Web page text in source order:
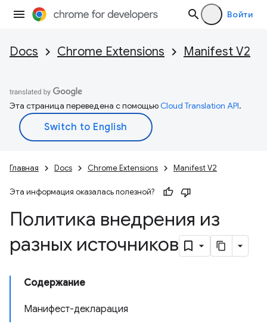
Войти
Docs Chrome Extensions Manifest V2
Эта страница переведена с помощьюCloud Translation API.
Главная Docs Chrome Extensions Manifest V2
Эта информация оказалась полезной?
Политика внедрения из
разных источников
Содержание
Манифест-декларация